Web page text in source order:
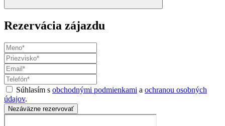
Rezervácia zájazdu
Súhlasím s obchodnými podmienkami a ochranou osobných
údajov.
Nezáväzne rezervovať